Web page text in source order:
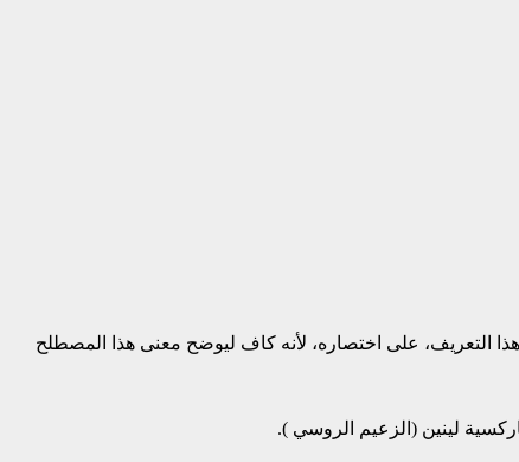
هذا التعريف، على اختصاره، لأنه كاف ليوضح معنى هذا المصطلح
لينين (الزعيم الروسي ).